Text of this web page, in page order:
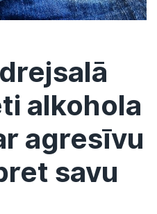
alkohola
agresīvu
savu